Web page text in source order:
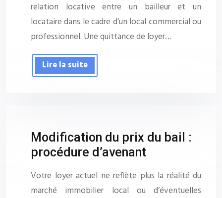
relation locative entre un bailleur et un
locataire dans le cadre d’un local commercial ou
professionnel. Une quittance de loyer…
Lire la suite
Modification du prix du bail :
procédure d’avenant
Votre loyer actuel ne reflète plus la réalité du
marché immobilier local ou d’éventuelles